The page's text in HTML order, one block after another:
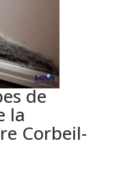
de
la
Corbeil-